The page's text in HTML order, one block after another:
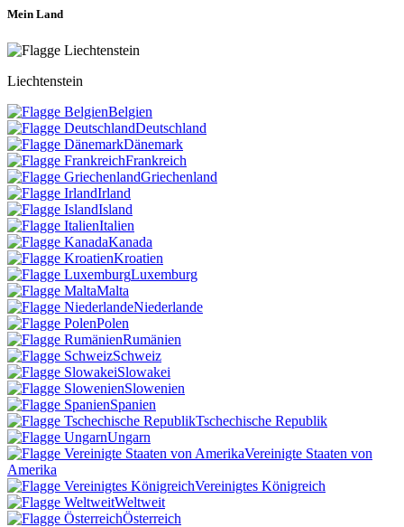
Mein Land
Liechtenstein
Belgien
Deutschland
Dänemark
Frankreich
Griechenland
Irland
Island
Italien
Kanada
Kroatien
Luxemburg
Malta
Niederlande
Polen
Rumänien
Schweiz
Slowakei
Slowenien
Spanien
Tschechische Republik
Ungarn
Vereinigte Staaten von
Amerika
Vereinigtes Königreich
Weltweit
Österreich